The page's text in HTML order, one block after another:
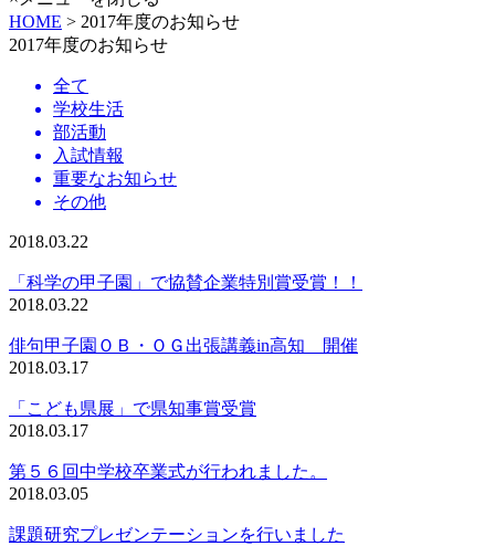
HOME > 2017年度のお知らせ
2017年度のお知らせ
全て
学校生活
部活動
入試情報
重要なお知らせ
その他
2018.03.22
「科学の甲子園」で協賛企業特別賞受賞！！
2018.03.22
俳句甲子園ＯＢ・ＯＧ出張講義in高知 開催
2018.03.17
「こども県展」で県知事賞受賞
2018.03.17
第５６回中学校卒業式が行われました。
2018.03.05
課題研究プレゼンテーションを行いました